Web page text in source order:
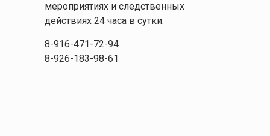
мероприятиях и следственных
действиях 24 часа в сутки.
8-916-471-72-94
8-926-183-98-61